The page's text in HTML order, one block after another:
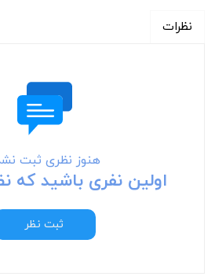
نظرات
هنوز نظری ثبت
اولین نفری باشید که
ثبت نظر